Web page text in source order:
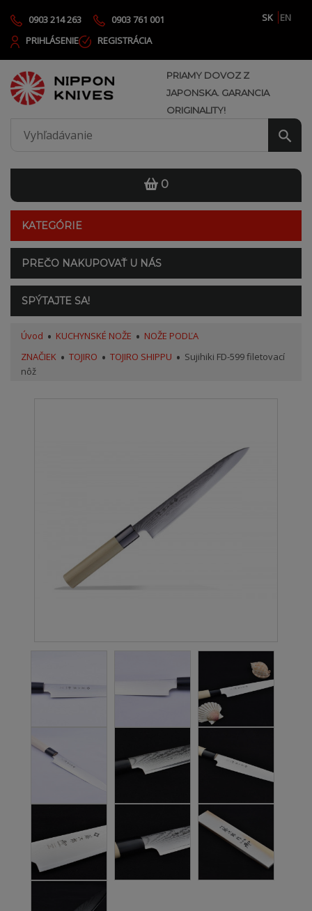
0903 214 263 0903 761 001 SK
EN
PRIHLÁSENIE
REGISTRÁCIA
PRIAMY DOVOZ Z
JAPONSKA. GARANCIA
ORIGINALITY!
0
KATEGÓRIE
PREČO NAKUPOVAŤ U NÁS
SPÝTAJTE SA!
Úvod KUCHYNSKÉ NOŽE
NOŽE PODĽA
ZNAČIEK
TOJIRO TOJIRO SHIPPU
Sujihiki FD-599 filetovací
nôž